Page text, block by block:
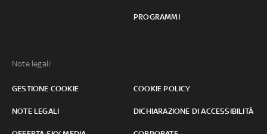
PROGRAMMI
Note legali:
GESTIONE COOKIE COOKIE POLICY
NOTE LEGALI DICHIARAZIONE DI ACCESSIBILITÀ